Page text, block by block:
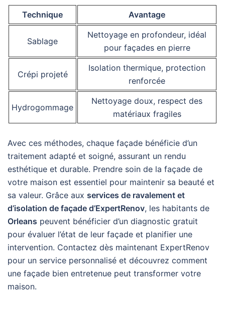
Technique Avantage
Sablage
Nettoyage en profondeur, idéal
pour façades en pierre
Crépi projeté
Isolation thermique, protection
renforcée
Hydrogommage
Nettoyage doux, respect des
matériaux fragiles
Avec ces méthodes, chaque façade bénéficie d’un
traitement adapté et soigné, assurant un rendu
esthétique et durable. Prendre soin de la façade de
votre maison est essentiel pour maintenir sa beauté et
sa valeur. Grâce aux services de ravalement et
d’isolation de façade d’ExpertRenov, les habitants de
Orleans peuvent bénéficier d’un diagnostic gratuit
pour évaluer l’état de leur façade et planifier une
intervention. Contactez dès maintenant ExpertRenov
pour un service personnalisé et découvrez comment
une façade bien entretenue peut transformer votre
maison.